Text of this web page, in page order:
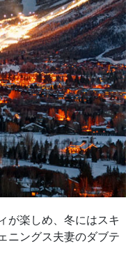
が楽しめ、冬にはスキ
ニングス夫妻のダブテ